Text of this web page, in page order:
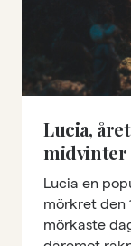
Lucia,
midvinter
Lucia en
mörkret den
mörkaste